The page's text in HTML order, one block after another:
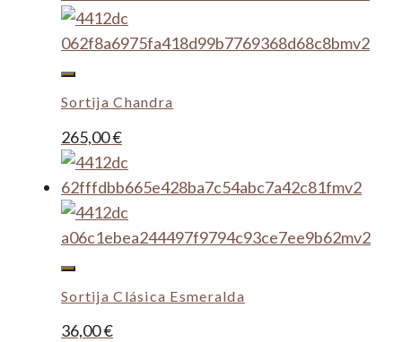
Sortija Chandra
265,00€
Sortija Clásica Esmeralda
36,00€